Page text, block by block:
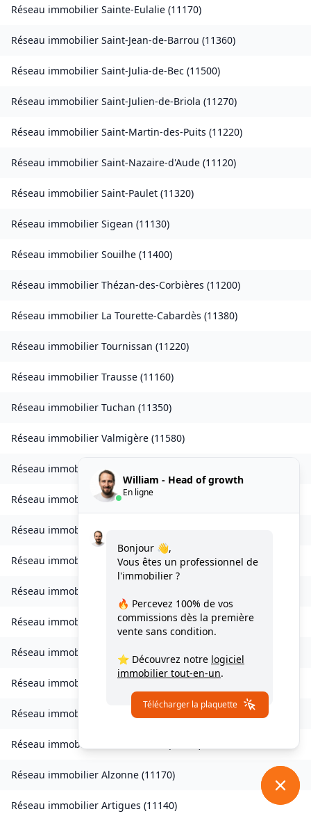
Réseau immobilier Sainte-Eulalie (11170)
Réseau immobilier Saint-Jean-de-Barrou (11360)
Réseau immobilier Saint-Julia-de-Bec (11500)
Réseau immobilier Saint-Julien-de-Briola (11270)
Réseau immobilier Saint-Martin-des-Puits (11220)
Réseau immobilier Saint-Nazaire-d'Aude (11120)
Réseau immobilier Saint-Paulet (11320)
Réseau immobilier Sigean (11130)
Réseau immobilier Souilhe (11400)
Réseau immobilier Thézan-des-Corbières (11200)
Réseau immobilier La Tourette-Cabardès (11380)
Réseau immobilier Tournissan (11220)
Réseau immobilier Trausse (11160)
Réseau immobilier Tuchan (11350)
Réseau immobilier Valmigère (11580)
Réseau immobilierVentenac-en-Minervois
Réseau immobilier Verdun-en-Lauragais
Réseau immobilierVignevieille
Réseau immobilier Villalier( 11600)
Réseau immobilier
Réseau immobilier Villardebelle(11580)
Réseau immobilier Villarzel-Cabardès 11600
Réseau immobilier
Réseau immobilier Alairac(
Réseau immobilier
Réseau immobilier Alzonne (11170)
Réseau immobilier Artigues (11140)
William - Head of growth
En ligne
Bonjour 👋,
Vous êtes un professionnel de
l'immobilier ?
🔥 Percevez 100% de vos
commissions dès la première
vente sans condition.
⭐ Découvrez notre logiciel
immobilier tout-en-un.
Télécharger la plaquette